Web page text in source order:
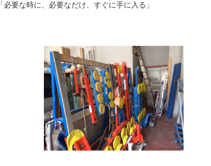
「必要な時に、必要なだけ、すぐに手に入る」